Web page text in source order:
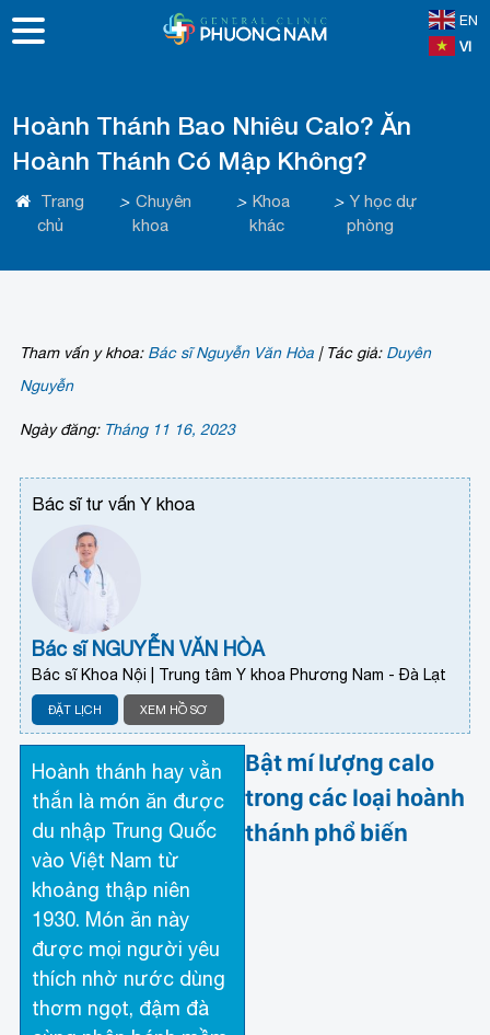
EN
VI
Hoành Thánh Bao Nhiêu Calo? Ăn
Hoành Thánh Có Mập Không?
Trang
chủ
> Chuyên
khoa
> Khoa
khác
> Y học dự
phòng
Tham vấn y khoa: Bác sĩ Nguyễn Văn Hòa |Tác giả: Duyên
Nguyễn
Ngày đăng: Tháng 11 16, 2023
Bác sĩ tư vấn Y khoa
Bác sĩ NGUYỄN VĂN HÒA
Bác sĩ Khoa Nội | Trung tâm Y khoa Phương Nam - Đà Lạt
ĐẶT LỊCH XEM HỒ SƠ
Hoành thánh hay vằn
thắn là món ăn được
du nhập Trung Quốc
vào Việt Nam từ
khoảng thập niên
1930. Món ăn này
được mọi người yêu
thích nhờ nước dùng
thơm ngọt, đậm đà
Bật mí lượng calo
trong các loại hoành
thánh phổ biến